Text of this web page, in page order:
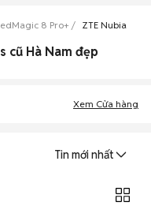
8 Pro+ ZTE Nubia
cũ Hà Nam đẹp
Xem Cửa hàng
Tin mới nhất